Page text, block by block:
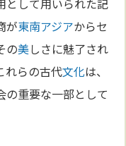
として用いられた記
が東南アジアからセ
の美しさに魅了され
れらの古代文化は、
の重要な一部として